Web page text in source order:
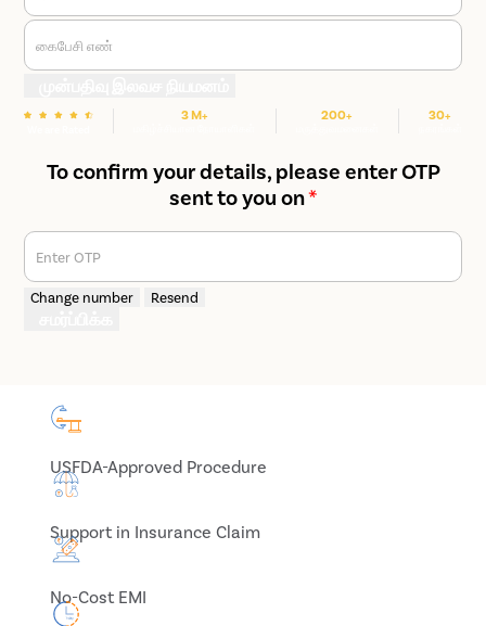
கைபேசி எண்
3 M+ 200+ 30+
To confirm your details, please enter OTP
sent to you on*
Enter OTP
Change number Resend
USFDA-Approved Procedure
Support in Insurance Claim
No-Cost EMI